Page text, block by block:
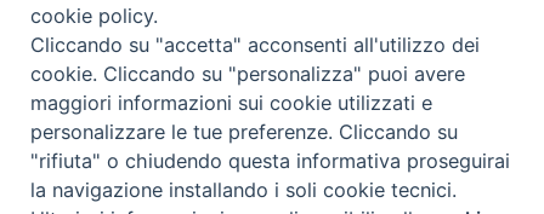
cookie policy.
Cliccando su "accetta" acconsenti all'utilizzo dei
cookie. Cliccando su "personalizza" puoi avere
maggiori informazioni sui cookie utilizzati e
personalizzare le tue preferenze. Cliccando su
"rifiuta" o chiudendo questa informativa proseguirai
la navigazione installando i soli cookie tecnici.